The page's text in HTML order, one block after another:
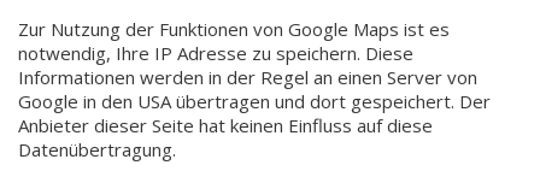
Zur Nutzung der Funktionen von Google Maps ist es
notwendig, Ihre IP Adresse zu speichern. Diese
Informationen werden in der Regel an einen Server von
Google in den USA übertragen und dort gespeichert. Der
Anbieter dieser Seite hat keinen Einfluss auf diese
Datenübertragung.